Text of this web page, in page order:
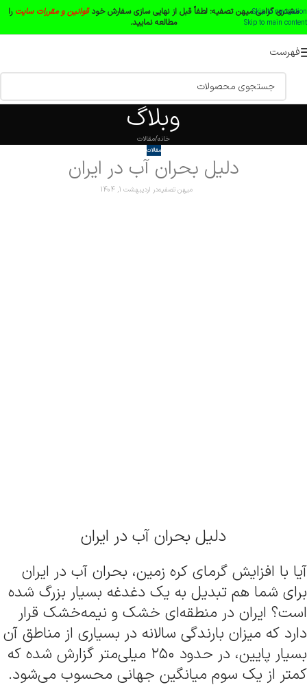
Skip to navigation
Skip to main content
مشتری گرامی میهن تصفیه: لطفاً قبل از نهایی سازی سفارش خودقوانین و مقررات سایت را
مطالعه نمایید.
فهرست
وبلاگ
خانه مقالات
مقالات
دلیل بحران آب در ایران
میهن تصفیهدر اردیبهشت 1, 1404
دلیل بحران آب در ایران
آیا با افزایش گرمای کره زمین، بحران آب در ایران
برای شما هم تبدیل به یک دغدغه بسیار بزرگ شده
است؟ ایران در منطقه‌ای خشک و نیمه‌خشک قرار
دارد که میزان بارندگی سالانه در بسیاری از مناطق آن
بسیار پایین، در حدود ۲۵۰ میلی‌متر گزارش شده که
کمتر از یک سوم میانگین جهانی محسوب می‌شود.